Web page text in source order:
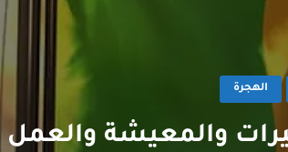
الهجرة
والمعيشة والعمل